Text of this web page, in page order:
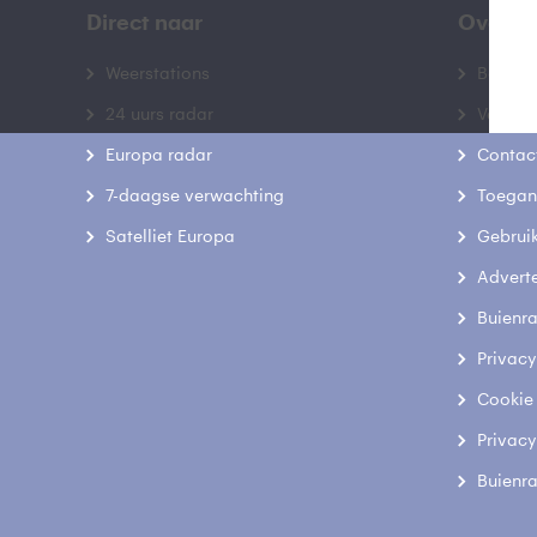
Direct naar
Weerstations
24 uurs radar
Europa radar
7-daagse verwachting
Satelliet Europa
Over